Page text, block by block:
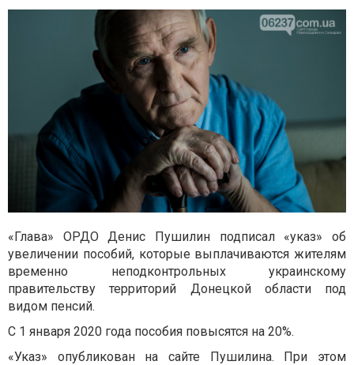
«Глава» ОРДО Денис Пушилин подписал «указ» об
увеличении пособий, которые выплачиваются жителям
временно неподконтрольных украинскому
правительству территорий Донецкой области под
видом пенсий.
С 1 января 2020 года пособия повысятся на 20%.
«Указ» опубликован на сайте Пушилина. При этом